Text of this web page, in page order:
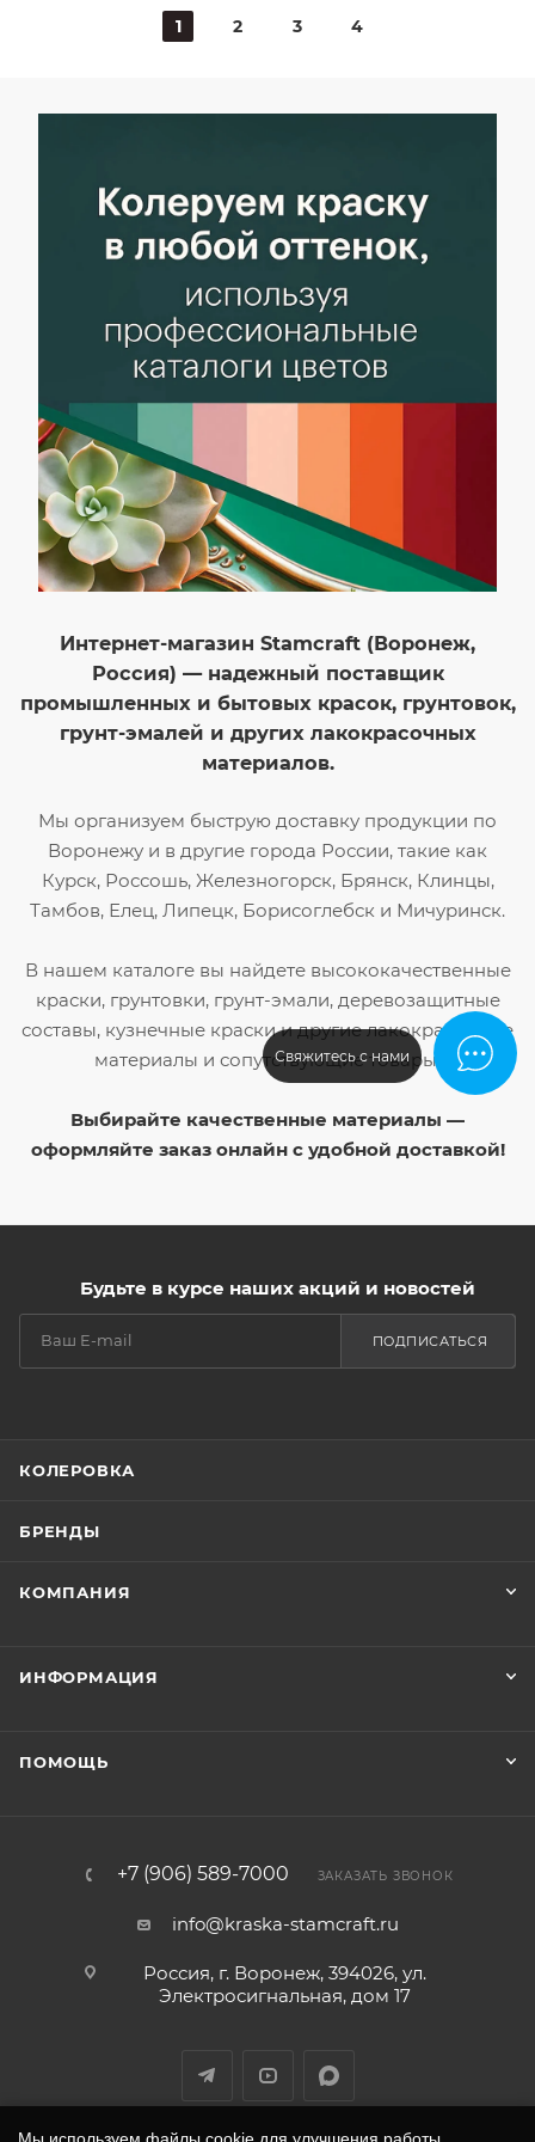
Умеренным
1 2 3 4
Свяжитесь с нами
Интернет-магазин Stamcraft (Воронеж,
Россия) — надежный поставщик
промышленных и бытовых красок, грунтовок,
грунт-эмалей и других лакокрасочных
материалов.
Мы организуем быструю доставку продукции по
Воронежу и в другие города России, такие как
Курск, Россошь, Железногорск, Брянск, Клинцы,
Тамбов, Елец, Липецк, Борисоглебск и Мичуринск.
В нашем каталоге вы найдете высококачественные
краски, грунтовки, грунт-эмали, деревозащитные
составы, кузнечные краски и другие лакокрасочные
материалы и сопутствующие товары.
Выбирайте качественные материалы —
оформляйте заказ онлайн с удобной доставкой!
Будьте в курсе наших акций и новостей
ПОДПИСАТЬСЯ
КОЛЕРОВКА
БРЕНДЫ
КОМПАНИЯ
ИНФОРМАЦИЯ
ПОМОЩЬ
+7 (906) 589-7000 ЗАКАЗАТЬ ЗВОНОК
info@kraska-stamcraft.ru
Россия, г. Воронеж, 394026, ул.
Электросигнальная, дом 17